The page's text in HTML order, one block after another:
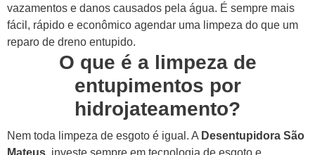
vazamentos e danos causados pela água. É sempre mais
fácil, rápido e econômico agendar uma limpeza do que um
reparo de dreno entupido.
O que é a limpeza de
entupimentos por
hidrojateamento?
Nem toda limpeza de esgoto é igual. A Desentupidora São
Mateus , investe sempre em tecnologia de esgoto e